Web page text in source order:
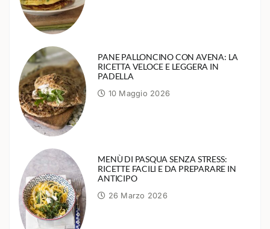
PANE PALLONCINO CON AVENA: LA
RICETTA VELOCE E LEGGERA IN
PADELLA
10 Maggio 2026
MENÙ DI PASQUA SENZA STRESS:
RICETTE FACILI E DA PREPARARE IN
ANTICIPO
26 Marzo 2026